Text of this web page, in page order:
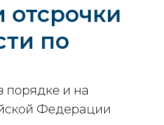
по
порядке и на
Федерации